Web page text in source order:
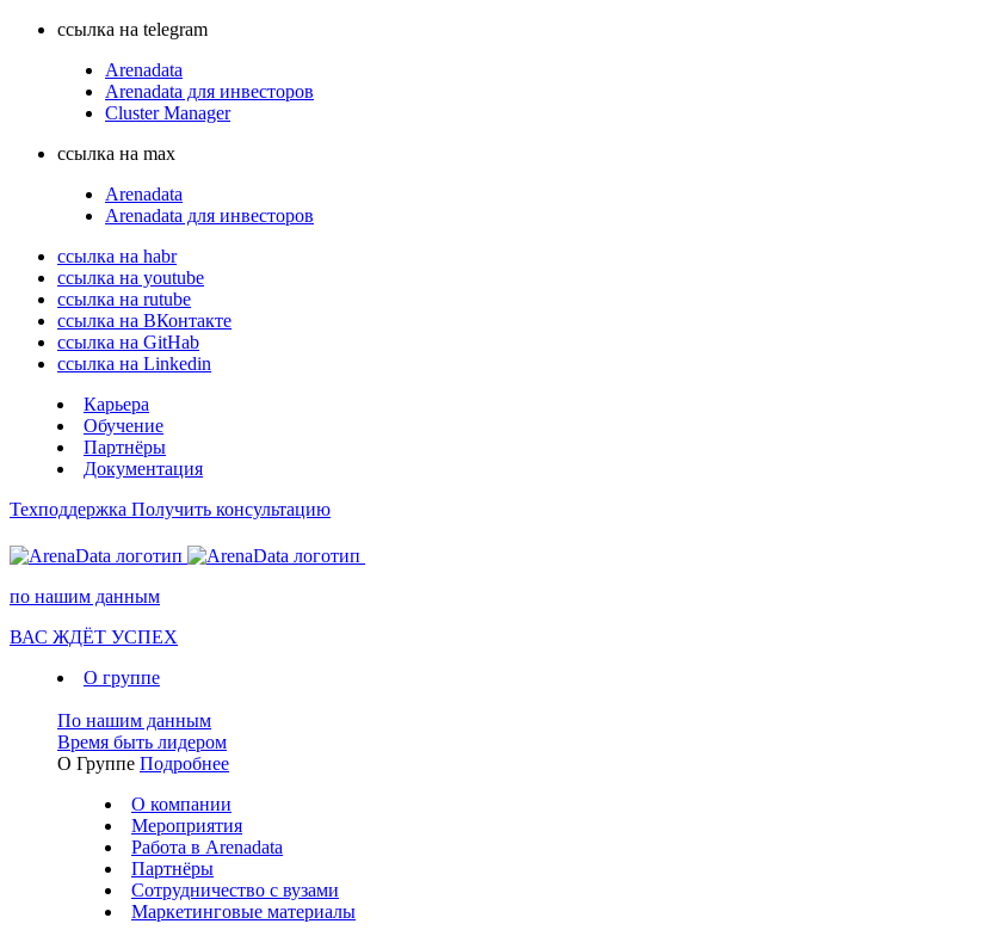
ссылка на telegram
Arenadata
Arenadata для инвесторов
Cluster Manager
ссылка на max
Arenadata
Arenadata для инвесторов
ссылка на habr
ссылка на youtube
ссылка на rutube
ссылка на ВКонтакте
ссылка на GitHab
ссылка на Linkedin
Карьера
Обучение
Партнёры
Документация
Техподдержка Получить консультацию
по нашим данным
ВАС ЖДЁТ УСПЕХ
О группе
По нашим данным
Время быть лидером
О Группе Подробнее
О компании
Мероприятия
Работа в Arenadata
Партнёры
Сотрудничество с вузами
Маркетинговые материалы